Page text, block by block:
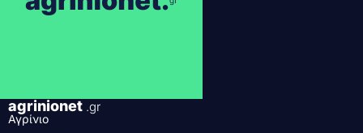
agrinionet .gr
Αγρίνιο